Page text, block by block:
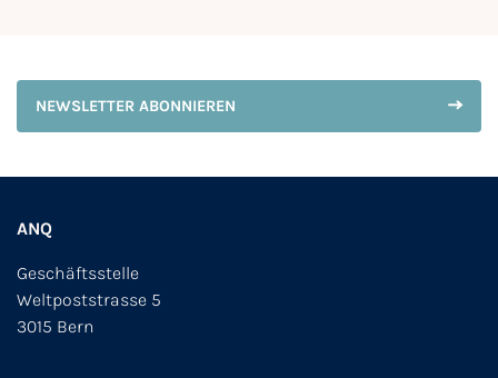
NEWSLETTER ABONNIEREN
ANQ
Geschäftsstelle
Weltpoststrasse 5
3015 Bern